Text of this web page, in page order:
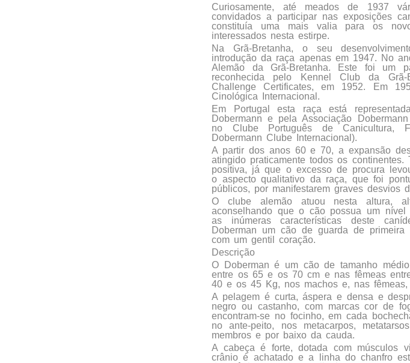
Curiosamente, até meados de 1937
convidados a participar nas exposições
constituía uma mais valia para os
interessados nesta estirpe.
Na Grã-Bretanha, o seu
introdução da raça apenas em 1947. No
Alemão da Grã-Bretanha. Este foi um
reconhecida pelo Kennel Club da
Challenge Certificates, em 1952. Em
Cinológica Internacional.
Em Portugal esta raça está
Dobermann e pela Associação
no Clube Português de Canicultura,
Dobermann Clube Internacional).
A partir dos anos 60 e 70, a expansão
atingido praticamente todos os
positiva, já que o excesso de procura
o aspecto qualitativo da raça, que foi
públicos, por manifestarem graves desvios
O clube alemão atuou nesta altura,
aconselhando que o cão possua um
as inúmeras características deste
Doberman um cão de guarda de
com um gentil coração.
Descrição
O Doberman é um cão de tamanho
entre os 65 e os 70 cm e nas fêmeas
40 e os 45 Kg, nos machos e, nas
A pelagem é curta, áspera e densa e
negro ou castanho, com marcas cor de
encontram-se no focinho, em cada
no ante-peito, nos metacarpos,
membros e por baixo da cauda.
A cabeça é forte, dotada com músculos
crânio é achatado e a linha do chanfro